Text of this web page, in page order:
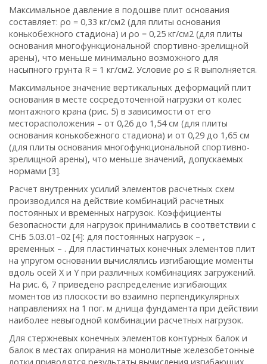
Максимальное давление в подошве плит основания
составляет: ρo = 0,33 кг/см2 (для плиты основания
конькобежного стадиона) и ρo = 0,25 кг/см2 (для плиты
основания многофункциональной спортивно-зрелищной
арены), что меньше минимально возможного для
насыпного грунта R = 1 кг/см2. Условие ρo ≤ R выполняется.
Максимальное значение вертикальных деформаций плит
основания в месте сосредоточенной нагрузки от колес
монтажного крана (рис. 5) в зависимости от его
месторасположения – от 0,26 до 1,54 см (для плиты
основания конькобежного стадиона) и от 0,29 до 1,65 см
(для плиты основания многофункциональной спортивно-
зрелищной арены), что меньше значений, допускаемых
нормами [3].
Расчет внутренних усилий элементов расчетных схем
производился на действие комбинаций расчетных
постоянных и временных нагрузок. Коэффициенты
безопасности для нагрузок принимались в соответствии с
СНБ 5.03.01–02 [4]: для постоянных нагрузок – ,
временных – . Для пластинчатых конечных элементов плит
на упругом основании вычислялись изгибающие моменты
вдоль осей Х и Y при различных комбинациях загружений.
На рис. 6, 7 приведено распределение изгибающих
моментов из плоскости во взаимно перпендикулярных
направлениях на 1 пог. м днища фундамента при действии
наиболее невыгодной комбинации расчетных нагрузок.
Для стержневых конечных элементов контурных балок и
балок в местах опирания на монолитные железобетонные